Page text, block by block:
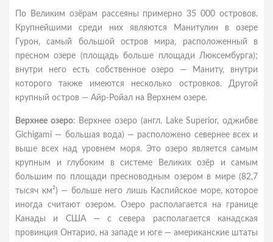
По Великим озёрам рассеяны примерно 35 000 островов.
Крупнейшими среди них являются Манитулин в озере
Гурон, самый большой остров мира, расположенный в
пресном озере (площадь больше площади Люксембурга);
внутри него есть собственное озеро — Маниту, внутри
которого также имеются несколько островков. Другой
крупный остров — Айр-Ройал на Верхнем озере.
Верхнее озеро: Верхнее озеро (англ. Lake Superior, оджибве
Gichigami — большая вода) — расположено севернее всех и
выше всех над уровнем моря. Это озеро является самым
крупным и глубоким в системе Великих озёр и самым
большим по площади пресноводным озером в мире (82,7
тысяч км²) — больше него лишь Каспийское море, которое
иногда считают озером. Озеро располагается на границе
Канады и США — с севера располагается канадская
провинция Онтарио, на западе и юге — американские штаты